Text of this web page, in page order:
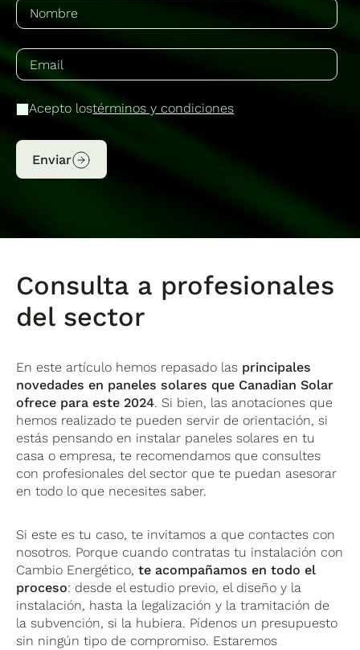
Acepto lostérminos y condiciones
Enviar
Consulta a profesionales
del sector
En este artículo hemos repasado las principales
novedades en paneles solares que Canadian Solar
ofrece para este 2024. Si bien, las anotaciones que
hemos realizado te pueden servir de orientación, si
estás pensando en instalar paneles solares en tu
casa o empresa, te recomendamos que consultes
con profesionales del sector que te puedan asesorar
en todo lo que necesites saber.
Si este es tu caso, te invitamos a que contactes con
nosotros. Porque cuando contratas tu instalación con
Cambio Energético,te acompañamos en todo el
proceso: desde el estudio previo, el diseño y la
instalación, hasta la legalización y la tramitación de
la subvención, si la hubiera. Pídenos un presupuesto
sin ningún tipo de compromiso. Estaremos